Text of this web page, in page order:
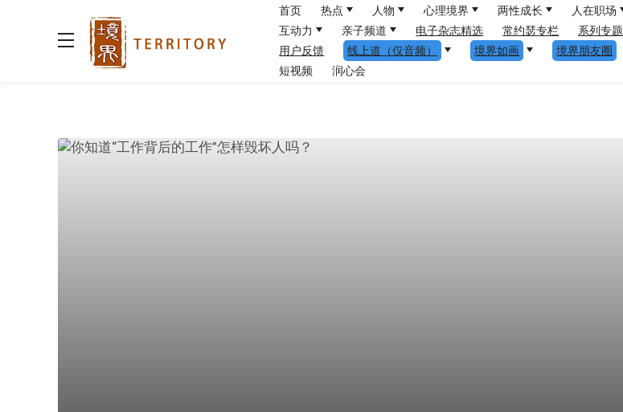
首页 热点 人物 心理境界 两性成长 人在职场
互动力
亲子频道 电子杂志精选 常约瑟专栏 系列专题
用户反馈
线上道（仅音频） 境界如画 境界朋友圈
短视频
润心会